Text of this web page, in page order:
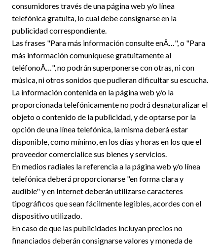
consumidores través de una página web y/o línea
telefónica gratuita, lo cual debe consignarse en la
publicidad correspondiente.
Las frases "Para más información consulte enÂ…", o "Para
más información comuníquese gratuitamente al
teléfonoÂ…", no podrán superponerse con otras, ni con
música, ni otros sonidos que pudieran dificultar su escucha.
La información contenida en la página web y/o la
proporcionada telefónicamente no podrá desnaturalizar el
objeto o contenido de la publicidad, y de optarse por la
opción de una línea telefónica, la misma deberá estar
disponible, como mínimo, en los días y horas en los que el
proveedor comercialice sus bienes y servicios.
En medios radiales la referencia a la página web y/o línea
telefónica deberá proporcionarse "en forma clara y
audible" y en Internet deberán utilizarse caracteres
tipográficos que sean fácilmente legibles, acordes con el
dispositivo utilizado.
En caso de que las publicidades incluyan precios no
financiados deberán consignarse valores y moneda de